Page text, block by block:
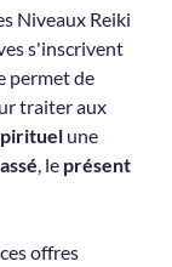
Niveaux Reiki
s'inscrivent
permet de
traiter aux
une
, le présent
offres